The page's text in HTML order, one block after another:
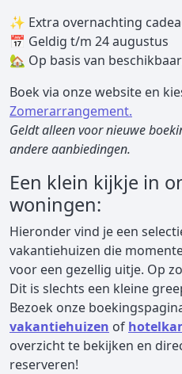
✨ Extra overnachting
📅 Geldig t/m 24 augustus
🏡 Op basis van
Boek via onze website en
Zomerarrangement.
Geldt alleen voor nieuwe
andere aanbiedingen.
Een klein kijkje in
woningen:
Hieronder vind je een
vakantiehuizen die
voor een gezellig uitje. Op
Dit is slechts een kleine
Bezoek onze
vakantiehuizen of
overzicht te bekijken en
reserveren!